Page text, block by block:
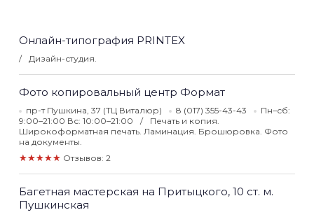
Онлайн-типография PRINTEX
Дизайн-студия.
Фото копировальный центр Формат
пр-т Пушкина, 37 (ТЦ Виталюр) 8 (017) 355-43-43
Пн–сб:
9:00–21:00 Вс: 10:00–21:00
Печать и копия.
Широкоформатная печать. Ламинация. Брошюровка. Фото
на документы.
★★★★★ Отзывов: 2
Багетная мастерская на Притыцкого, 10 ст. м.
Пушкинская